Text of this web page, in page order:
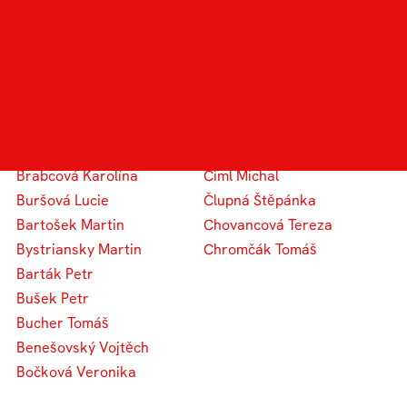
Brabcová Karolína
Buršová Lucie
Bartošek Martin
Bystriansky Martin
Barták Petr
Bušek Petr
Bucher Tomáš
Benešovský Vojtěch
Bočková Veronika
Ciml Michal
Člupná Štěpánka
Chovancová Tereza
Chromčák Tomáš